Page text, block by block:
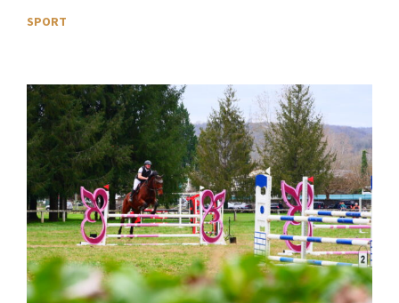
SPORT